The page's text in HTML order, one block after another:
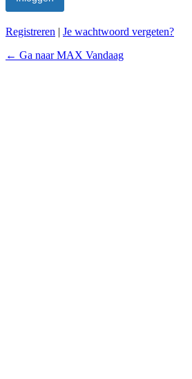
Registreren | Je wachtwoord vergeten?
← Ga naar MAX Vandaag